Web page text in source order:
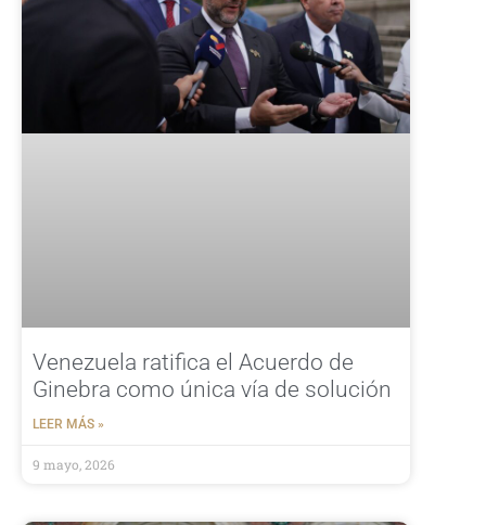
Venezuela ratifica el Acuerdo de
Ginebra como única vía de solución
LEER MÁS »
9 mayo, 2026